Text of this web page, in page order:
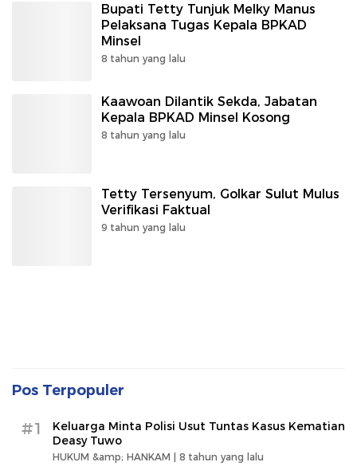
Bupati Tetty Tunjuk Melky Manus
Pelaksana Tugas Kepala BPKAD
Minsel
8 tahun yang lalu
Kaawoan Dilantik Sekda, Jabatan
Kepala BPKAD Minsel Kosong
8 tahun yang lalu
Tetty Tersenyum, Golkar Sulut Mulus
Verifikasi Faktual
9 tahun yang lalu
Pos Terpopuler
#1
Keluarga Minta Polisi Usut Tuntas Kasus Kematian
Deasy Tuwo
HUKUM &amp; HANKAM | 8 tahun yang lalu